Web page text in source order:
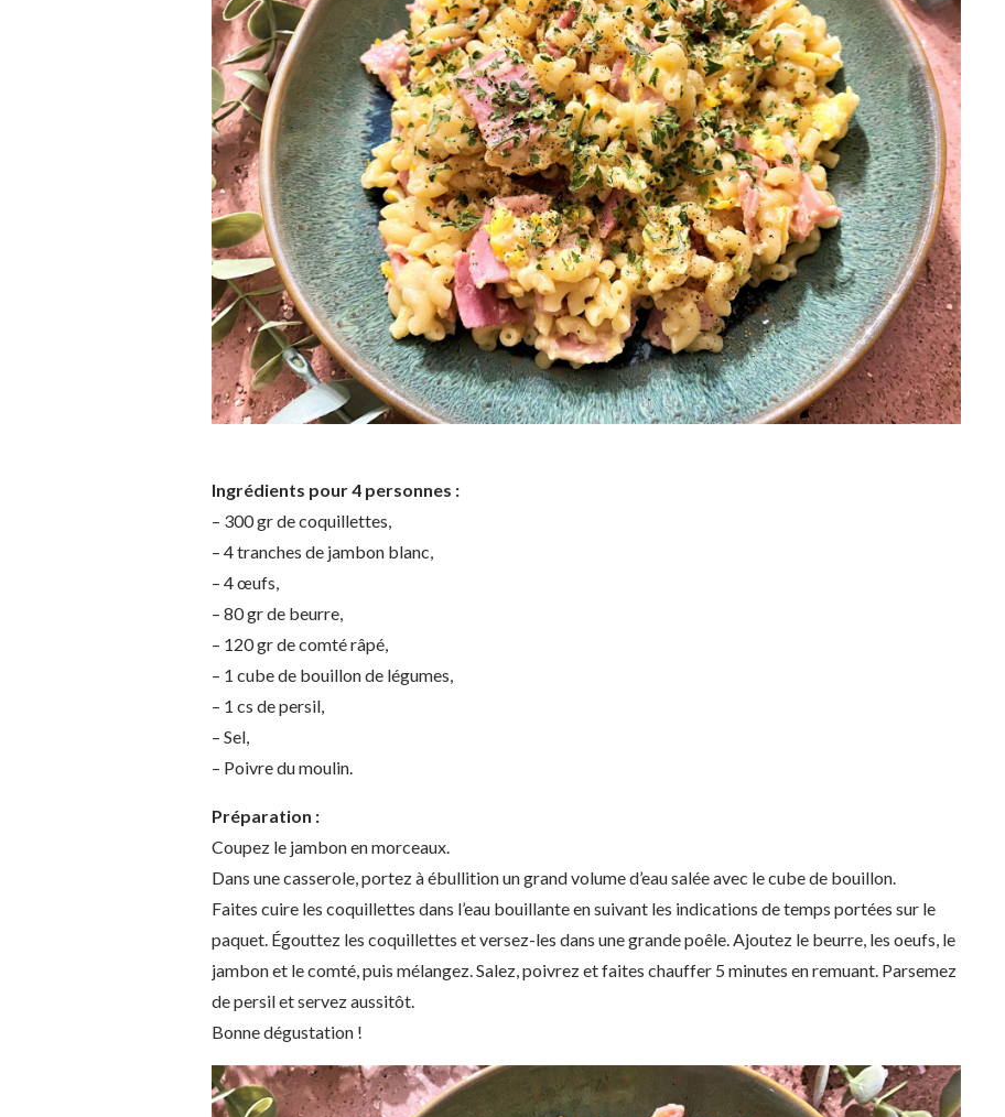
Ingrédients pour 4 personnes :
– 300 gr de coquillettes,
– 4 tranches de jambon blanc,
– 4 œufs,
– 80 gr de beurre,
– 120 gr de comté râpé,
– 1 cube de bouillon de légumes,
– 1 cs de persil,
– Sel,
– Poivre du moulin.
Préparation :
Coupez le jambon en morceaux.
Dans une casserole, portez à ébullition un grand volume d’eau salée avec le cube de bouillon.
Faites cuire les coquillettes dans l’eau bouillante en suivant les indications de temps portées sur le
paquet. Égouttez les coquillettes et versez-les dans une grande poêle. Ajoutez le beurre, les oeufs, le
jambon et le comté, puis mélangez. Salez, poivrez et faites chauffer 5 minutes en remuant. Parsemez
de persil et servez aussitôt.
Bonne dégustation !